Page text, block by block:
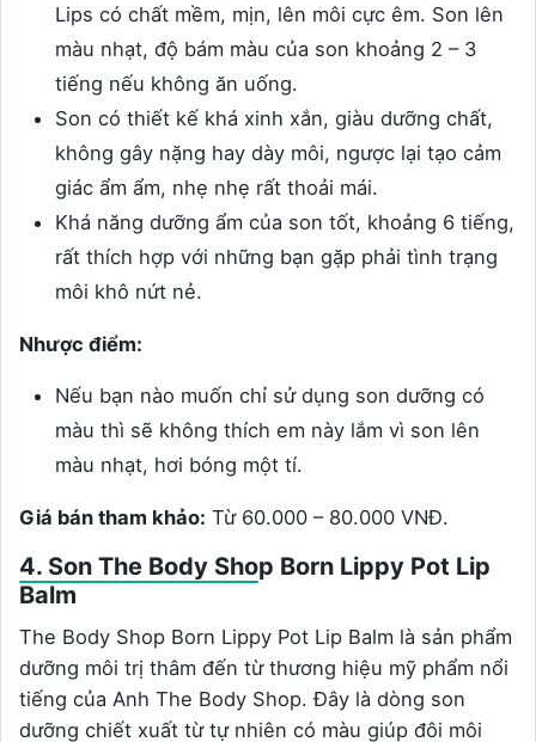
Lips có chất mềm, mịn, lên môi cực êm. Son lên
màu nhạt, độ bám màu của son khoảng 2 – 3
tiếng nếu không ăn uống.
Son có thiết kế khá xinh xắn, giàu dưỡng chất,
không gây nặng hay dày môi, ngược lại tạo cảm
giác ẩm ẩm, nhẹ nhẹ rất thoải mái.
Khá năng dưỡng ẩm của son tốt, khoảng 6 tiếng,
rất thích hợp với những bạn gặp phải tình trạng
môi khô nứt nẻ.
Nhược điểm:
Nếu bạn nào muốn chỉ sử dụng son dưỡng có
màu thì sẽ không thích em này lắm vì son lên
màu nhạt, hơi bóng một tí.
Giá bán tham khảo: Từ 60.000 – 80.000 VNĐ.
4. Son The Body Shop Born Lippy Pot Lip
Balm
The Body Shop Born Lippy Pot Lip Balm là sản phẩm
dưỡng môi trị thâm đến từ thương hiệu mỹ phẩm nổi
tiếng của Anh The Body Shop. Đây là dòng son
dưỡng chiết xuất từ tự nhiên có màu giúp đôi môi